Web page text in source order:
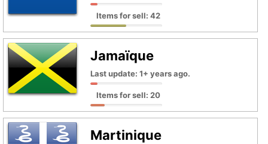
Items for sell: 42
Jamaïque
Last update: 1+ years ago.
Items for sell: 20
Martinique